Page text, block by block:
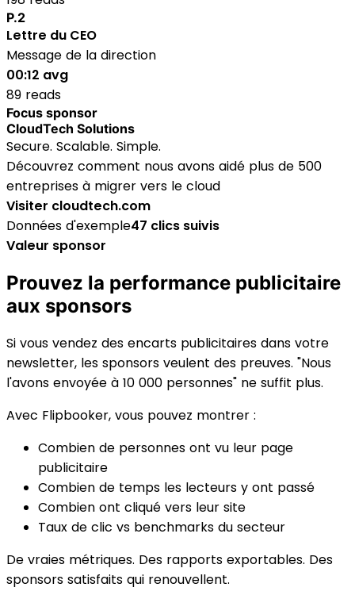
P.2
Lettre du CEO
Message de la direction
00:12 avg
89 reads
Focus sponsor
CloudTech Solutions
Secure. Scalable. Simple.
Découvrez comment nous avons aidé plus de 500
entreprises à migrer vers le cloud
Visiter cloudtech.com
Données d'exemple47 clics suivis
Valeur sponsor
Prouvez la performance publicitaire
aux sponsors
Si vous vendez des encarts publicitaires dans votre
newsletter, les sponsors veulent des preuves. "Nous
l'avons envoyée à 10 000 personnes" ne suffit plus.
Avec Flipbooker, vous pouvez montrer :
Combien de personnes ont vu leur page
publicitaire
Combien de temps les lecteurs y ont passé
Combien ont cliqué vers leur site
Taux de clic vs benchmarks du secteur
De vraies métriques. Des rapports exportables. Des
sponsors satisfaits qui renouvellent.